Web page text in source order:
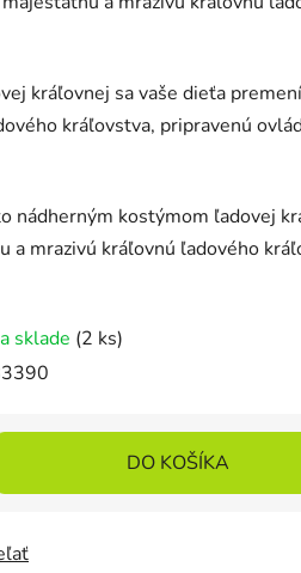
kráľovnej sa vaše dieťa
kráľovstva, pripravenú
nádherným kostýmom ľadovej
a mrazivú kráľovnú ľadového
sklade (2 ks)
DO KOŠÍKA